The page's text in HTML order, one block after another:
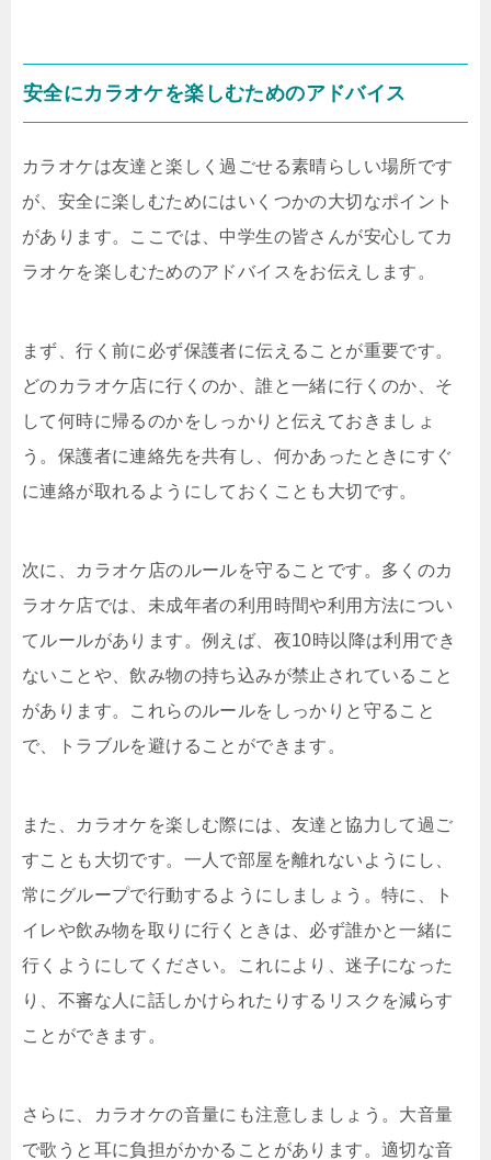
安全にカラオケを楽しむためのアドバイス
カラオケは友達と楽しく過ごせる素晴らしい場所です
が、安全に楽しむためにはいくつかの大切なポイント
があります。ここでは、中学生の皆さんが安心してカ
ラオケを楽しむためのアドバイスをお伝えします。
まず、行く前に必ず保護者に伝えることが重要です。
どのカラオケ店に行くのか、誰と一緒に行くのか、そ
して何時に帰るのかをしっかりと伝えておきましょ
う。保護者に連絡先を共有し、何かあったときにすぐ
に連絡が取れるようにしておくことも大切です。
次に、カラオケ店のルールを守ることです。多くのカ
ラオケ店では、未成年者の利用時間や利用方法につい
てルールがあります。例えば、夜10時以降は利用でき
ないことや、飲み物の持ち込みが禁止されていること
があります。これらのルールをしっかりと守ること
で、トラブルを避けることができます。
また、カラオケを楽しむ際には、友達と協力して過ご
すことも大切です。一人で部屋を離れないようにし、
常にグループで行動するようにしましょう。特に、ト
イレや飲み物を取りに行くときは、必ず誰かと一緒に
行くようにしてください。これにより、迷子になった
り、不審な人に話しかけられたりするリスクを減らす
ことができます。
さらに、カラオケの音量にも注意しましょう。大音量
で歌うと耳に負担がかかることがあります。適切な音